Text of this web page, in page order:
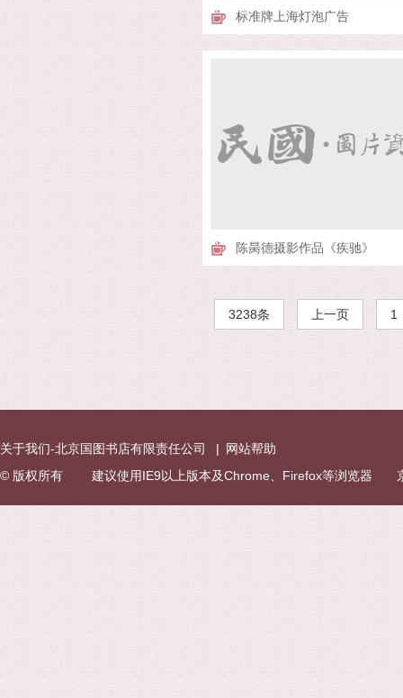
标准牌上海灯泡广告
陈昺德摄影作品《疾驰》
3238条 上一页 1
关于我们-北京国图书店有限责任公司 | 网站帮助
© 版权所有 建议使用IE9以上版本及Chrome、Firefox等浏览器